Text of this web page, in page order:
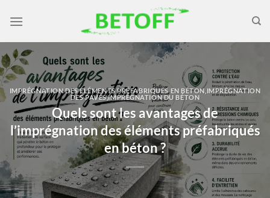
IMPRÉGNATION DES ÉLÉMENTS PRÉFABRIQUÉS EN BÉTON IMPRÉGNATION
DES PAVÉS,IMPRÉGNATION DU BÉTON
Quels sont les avantages de
l’imprégnation des éléments préfabriqués
en béton ?